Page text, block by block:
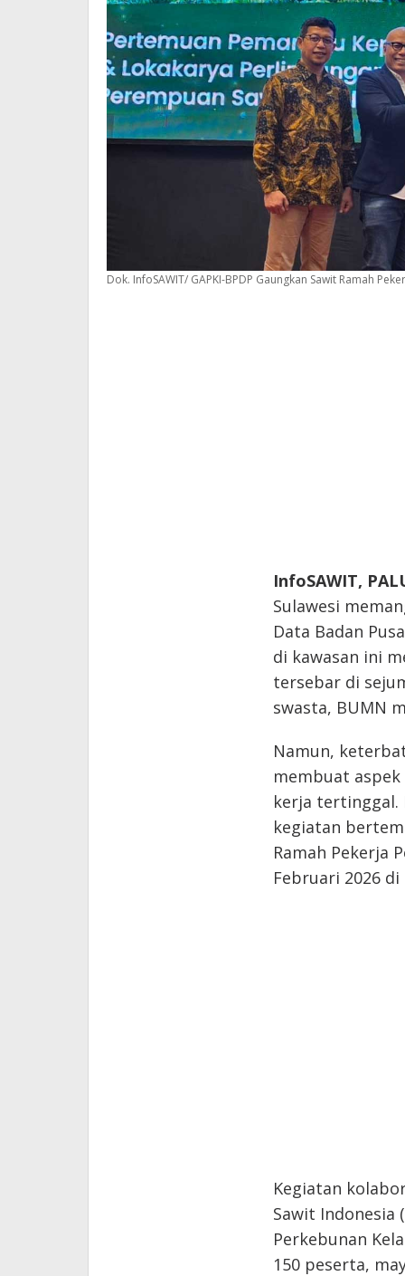
Dok. InfoSAWIT/ GAPKI-BPDP Gaungkan Sawit Ramah
InfoSAWIT,
Sulawesi
Data Badan
di kawasan ini
tersebar di
swasta, BUMN
Namun,
membuat
kerja tertinggal.
kegiatan
Ramah Pekerja
Februari 2026 di
Kegiatan
Sawit Indonesia
Perkebunan
150 peserta,